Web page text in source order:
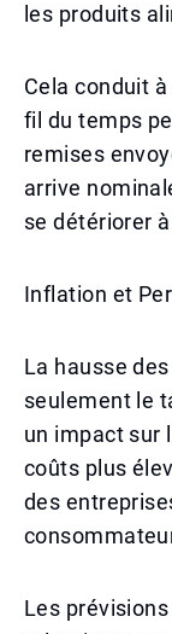
les produits
Cela conduit
fil du temps
remises
arrive
se détériorer
Inflation et
La hausse
seulement le
un impact sur
coûts plus
des
Les